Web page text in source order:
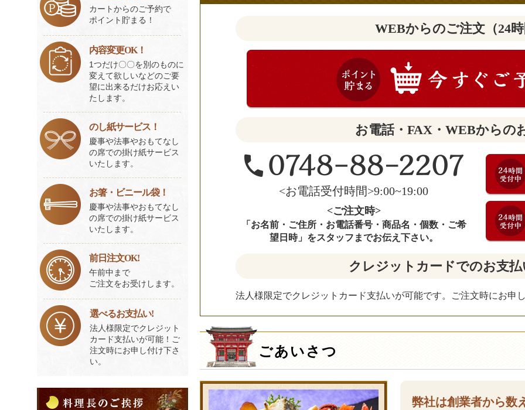
か
WEBからのご注文（24時
お電話・FAX・WEBからの
<お電話受付時間>9:00~19:00
<ご注文時>
「お名前・ご住所・お電話番号・商品名・個数・ご希
望日時」をスタッフまでお伝え下さい。
クレジットカードでのお支
法人様限定でクレジットカード支払いが可能です。ご注文時にお申し
ごあいさつ
弊社は創業者から数
カートからのご予約で
ポイント貯まる！
内容変更OK！
1つだけ〇〇を別のものに
変えて欲しいなどのご要
望に出来るだけお応えい
たします。
のし紙サービス！
慶事や法事やおもてなし
の席での掛け紙サービス
いたします。
お箸・ビニール袋！
慶事や法事やおもてなし
の席での掛け紙サービス
いたします。
前日注文OK!
午前中まで
ご注文をお受けします。
選べるお支払い!
法人様限定でクレジット
カード支払いが可能！ご
注文時にお申し付け下さ
い。
理